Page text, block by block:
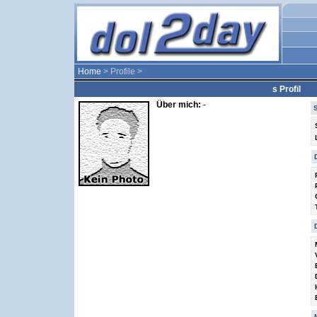
Home > Profile >
s Profil
Über mich: -